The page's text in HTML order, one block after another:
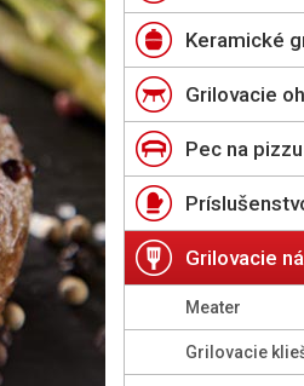
Keramické
Grilovacie
Pec na pizzu
Grilovacie
Meater
Grilovacie